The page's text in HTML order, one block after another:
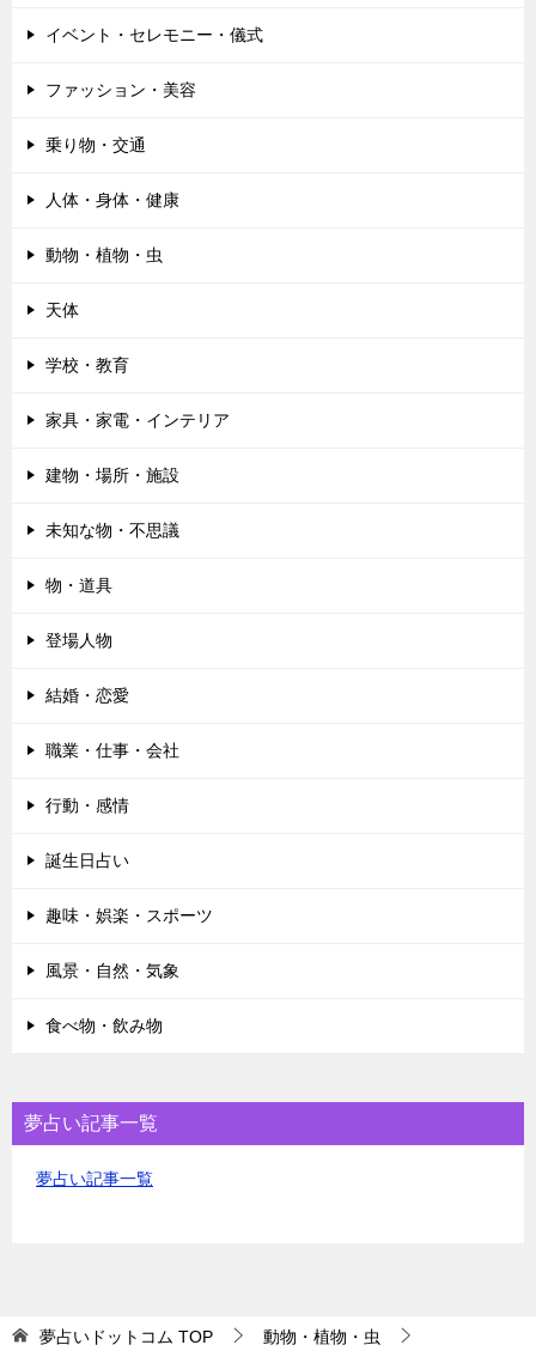
イベント・セレモニー・儀式
ファッション・美容
乗り物・交通
人体・身体・健康
動物・植物・虫
天体
学校・教育
家具・家電・インテリア
建物・場所・施設
未知な物・不思議
物・道具
登場人物
結婚・恋愛
職業・仕事・会社
行動・感情
誕生日占い
趣味・娯楽・スポーツ
風景・自然・気象
食べ物・飲み物
夢占い記事一覧
夢占い記事一覧
夢占いドットコム TOP 動物・植物・虫